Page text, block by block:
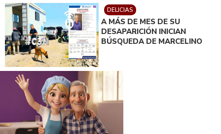
DELICIAS
A MÁS DE MES DE SU
DESAPARICIÓN INICIAN
BÚSQUEDA DE MARCELINO